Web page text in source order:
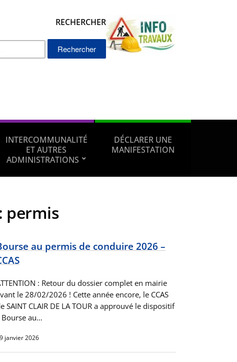
RECHERCHER
Rechercher :
INTERCOMMUNALITÉ
ET AUTRES
ADMINISTRATIONS
DÉCLARER UNE
MANIFESTATION
permis
au permis de conduire 2026 –
: Retour du dossier complet en mairie
le 28/02/2026 ! Cette année encore, le CCAS
SAINT CLAIR DE LA TOUR a approuvé le dispositif
Bourse au…
janvier 2026